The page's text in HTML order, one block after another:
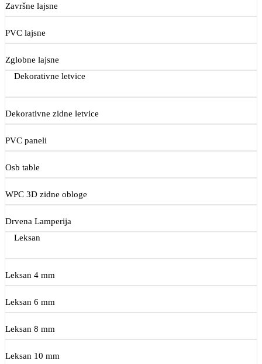
Završne lajsne
PVC lajsne
Zglobne lajsne
Dekorativne letvice
Dekorativne zidne letvice
PVC paneli
Osb table
WPC 3D zidne obloge
Drvena Lamperija
Leksan
Leksan 4 mm
Leksan 6 mm
Leksan 8 mm
Leksan 10 mm